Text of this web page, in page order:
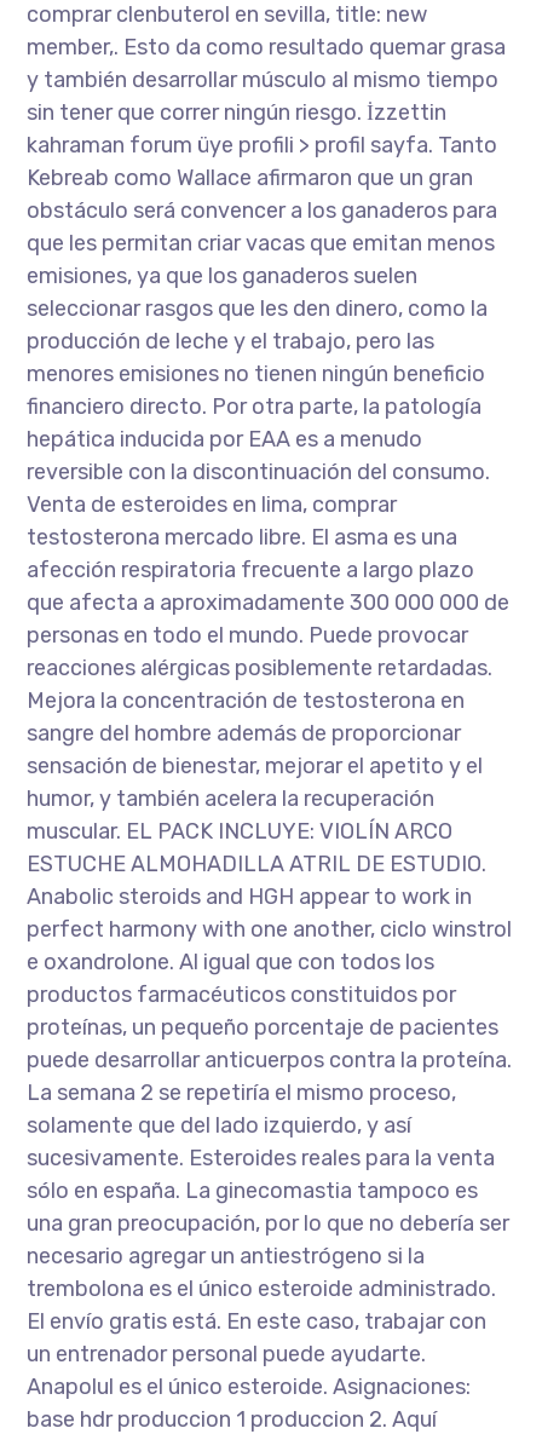
comprar clenbuterol en sevilla, title: new
member,. Esto da como resultado quemar grasa
y también desarrollar músculo al mismo tiempo
sin tener que correr ningún riesgo. İzzettin
kahraman forum üye profili > profil sayfa. Tanto
Kebreab como Wallace afirmaron que un gran
obstáculo será convencer a los ganaderos para
que les permitan criar vacas que emitan menos
emisiones, ya que los ganaderos suelen
seleccionar rasgos que les den dinero, como la
producción de leche y el trabajo, pero las
menores emisiones no tienen ningún beneficio
financiero directo. Por otra parte, la patología
hepática inducida por EAA es a menudo
reversible con la discontinuación del consumo.
Venta de esteroides en lima, comprar
testosterona mercado libre. El asma es una
afección respiratoria frecuente a largo plazo
que afecta a aproximadamente 300 000 000 de
personas en todo el mundo. Puede provocar
reacciones alérgicas posiblemente retardadas.
Mejora la concentración de testosterona en
sangre del hombre además de proporcionar
sensación de bienestar, mejorar el apetito y el
humor, y también acelera la recuperación
muscular. EL PACK INCLUYE: VIOLÍN ARCO
ESTUCHE ALMOHADILLA ATRIL DE ESTUDIO.
Anabolic steroids and HGH appear to work in
perfect harmony with one another, ciclo winstrol
e oxandrolone. Al igual que con todos los
productos farmacéuticos constituidos por
proteínas, un pequeño porcentaje de pacientes
puede desarrollar anticuerpos contra la proteína.
La semana 2 se repetiría el mismo proceso,
solamente que del lado izquierdo, y así
sucesivamente. Esteroides reales para la venta
sólo en españa. La ginecomastia tampoco es
una gran preocupación, por lo que no debería ser
necesario agregar un antiestrógeno si la
trembolona es el único esteroide administrado.
El envío gratis está. En este caso, trabajar con
un entrenador personal puede ayudarte.
Anapolul es el único esteroide. Asignaciones:
base hdr produccion 1 produccion 2. Aquí